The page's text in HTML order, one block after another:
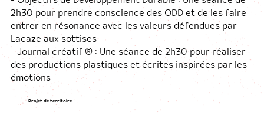
2h30 pour prendre conscience des ODD et de les faire
entrer en résonance avec les valeurs défendues par
Lacaze aux sottises
- Journal créatif ® : Une séance de 2h30 pour réaliser
des productions plastiques et écrites inspirées par les
émotions
Projet de territoire